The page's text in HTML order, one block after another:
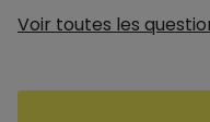
Voir toutes les